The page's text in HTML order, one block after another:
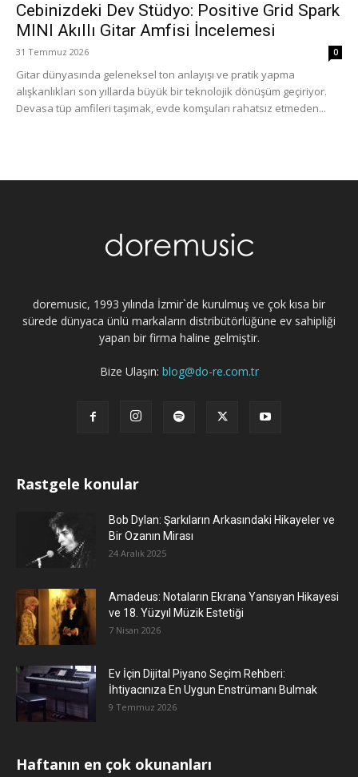
Cebinizdeki Dev Stüdyo: Positive Grid Spark
MINI Akıllı Gitar Amfisi İncelemesi
31 Temmuz 2026 0
Gitar dünyasında geleneksel ton anlayışı ve pratik yapma
alışkanlıkları son yıllarda büyük bir teknolojik dönüşüm geçiriyor.
Devasa tüp amfileri taşımak, evde komşuları rahatsız etmeden...
doremusic, 1993 yılında İzmir`de kurulmuş ve çok kısa bir
sürede dünyaca ünlü markaların distribütörlüğüne ev sahipliği
yapan bir firma haline gelmiştir.
Bize Ulaşın: blog@do-re.com.tr
Rastgele konular
Bob Dylan: Şarkıların Arkasındaki Hikayeler ve
Bir Ozanın Mirası
24 Aralık 2025
Amadeus: Notaların Ekrana Yansıyan Hikayesi
ve 18. Yüzyıl Müzik Estetiği
7 Nisan 2026
Ev İçin Dijital Piyano Seçim Rehberi:
İhtiyacınıza En Uygun Enstrümanı Bulmak
9 Temmuz 2026
Haftanın en çok okunanları